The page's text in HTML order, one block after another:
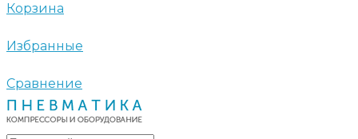
Корзина
Избранные
Сравнение